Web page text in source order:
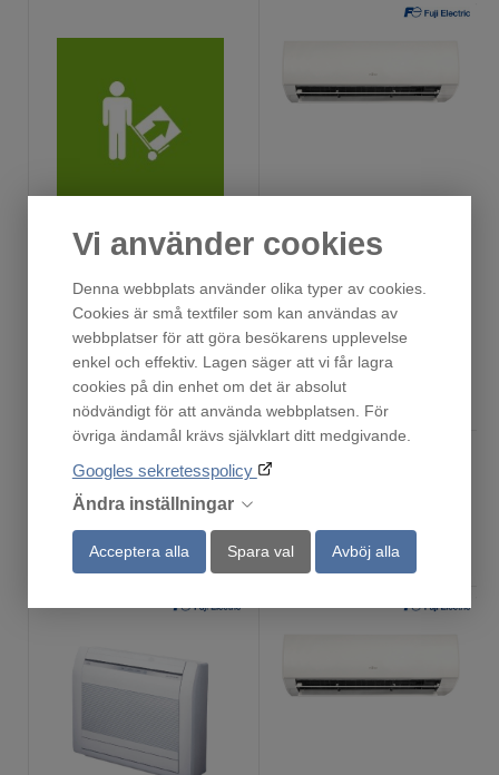
Vi använder cookies
Denna webbplats använder olika typer av cookies.
Cookies är små textfiler som kan användas av
webbplatser för att göra besökarens upplevelse
enkel och effektiv. Lagen säger att vi får lagra
cookies på din enhet om det är absolut
nödvändigt för att använda webbplatsen. För
övriga ändamål krävs självklart ditt medgivande.
Googles sekretesspolicy
Ändra inställningar
Acceptera alla Spara val Avböj alla
Köp till!
999 :-
Köp
Finns i lager!
14 490
Andra har också tittat på